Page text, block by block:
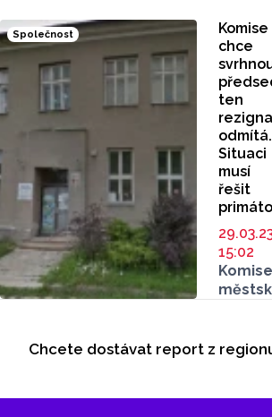
jen
jedním
Práce
ale
úspěšně
a zcela
hotovo
bude
do
jak dnes
silničáři
sítích.
Týneček
má
Rada
města
přijala
na svém
Jiřího
Novým
Kyncl.
Společnost
Komise
chce
ten
odmítá.
Situaci
musí
řešit
15:02
Komise
se
její
Odběr newsletteru
Chcete dostávat report z